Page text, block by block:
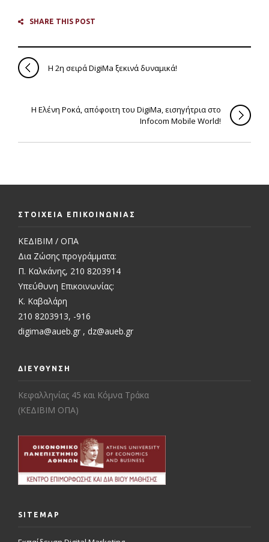
SHARE THIS POST
Η 2η σειρά DigiMa ξεκινά δυναμικά!
Η Ελένη Ροκά, απόφοιτη του DigiMa, εισηγήτρια στο
Infocom Mobile World!
ΣΤΟΙΧΕΙΑ ΕΠΙΚΟΙΝΩΝΙΑΣ
ΚΕΔΙΒΙΜ / ΟΠΑ
Δια Ζώσης προγράμματα:
Π. Καλκάνης, 210 8203914
Υπεύθυνη Επικοινωνίας:
Κ. Καβαλάρη
210 8203913, -916
digima@aueb.gr , dz@aueb.gr
ΔΙΕΥΘΥΝΣΗ
Κεφαλληνίας 45 και Κόμνα Τράκα
(ΚΕΔΙΒΙΜ ΟΠΑ)
SITEMAP